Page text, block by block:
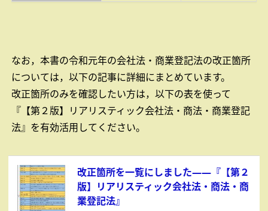
なお，本書の令和元年の会社法・商業登記法の改正箇所
については，以下の記事に詳細にまとめています。
改正箇所のみを確認したい方は，以下の表を使って
『【第２版】リアリスティック会社法・商法・商業登記
法』を有効活用してください。
改正箇所を一覧にしました――『【第２
版】リアリスティック会社法・商法・商
業登記法』